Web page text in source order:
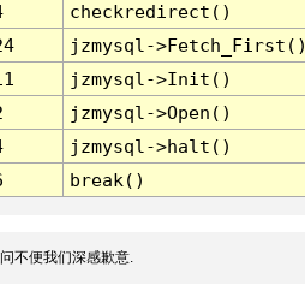
checkredirect()
jzmysql-
jzmysql->Init()
jzmysql->Open()
jzmysql->halt()
break()
不便我们深感歉意.